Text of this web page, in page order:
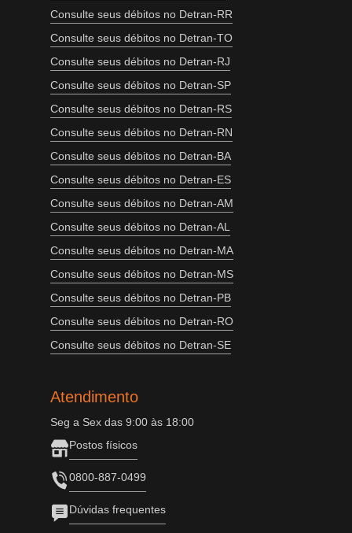
Consulte seus débitos no Detran-RR
Consulte seus débitos no Detran-TO
Consulte seus débitos no Detran-RJ
Consulte seus débitos no Detran-SP
Consulte seus débitos no Detran-RS
Consulte seus débitos no Detran-RN
Consulte seus débitos no Detran-BA
Consulte seus débitos no Detran-ES
Consulte seus débitos no Detran-AM
Consulte seus débitos no Detran-AL
Consulte seus débitos no Detran-MA
Consulte seus débitos no Detran-MS
Consulte seus débitos no Detran-PB
Consulte seus débitos no Detran-RO
Consulte seus débitos no Detran-SE
Atendimento
Seg a Sex das 9:00 às 18:00
Postos físicos
0800-887-0499
Dúvidas frequentes